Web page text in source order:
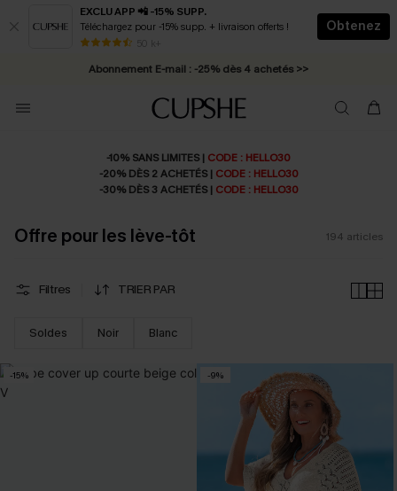
EXCLU APP 📲 -15% SUPP.
Téléchargez pour -15% supp. + livraison offerts !
50 k+
Obtenez
* Livraison éclair 2-3 jours ouvrés >>
Abonnement E-mail : -25% dès 4 achetés >>
-10% SANS LIMITES | CODE : HELLO30
-20% DÈS 2 ACHETÉS | CODE : HELLO30
-30% DÈS 3 ACHETÉS | CODE : HELLO30
Offre pour les lève-tôt 194 articles
Filtres TRIER PAR
Soldes Noir Blanc
-15% -9%